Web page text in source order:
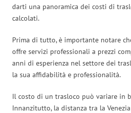
darti una panoramica dei costi di
calcolati.
Prima di tutto, è importante notare
offre servizi professionali a prezzi
anni di esperienza nel settore dei
la sua affidabilità e professionalità.
Il costo di un trasloco può variare in
Innanzitutto, la distanza tra la